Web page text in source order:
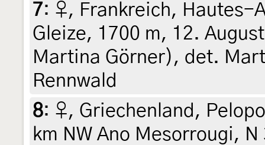
7: ♀, Frankreich, Hautes-
Gleize, 1700 m, 12.
Martina Görner), det.
Rennwald
8: ♀, Griechenland,
km NW Ano Mesorrougi,